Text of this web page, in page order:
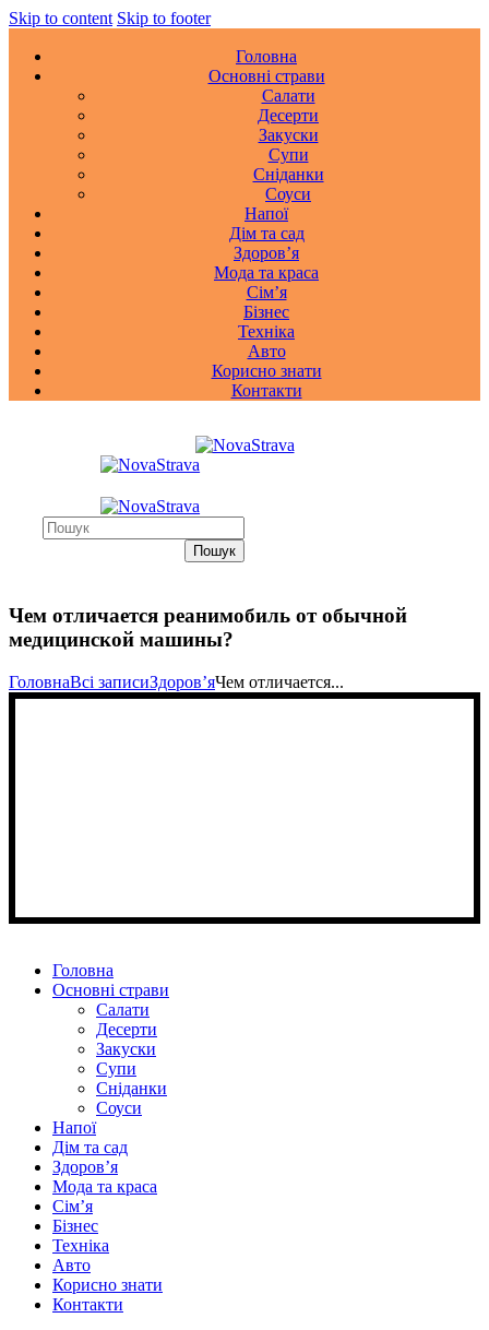
Skip to content Skip to footer
Головна
Основні страви
Салати
Десерти
Закуски
Супи
Сніданки
Соуси
Напої
Дім та сад
Здоровʼя
Мода та краса
Сімʼя
Бізнес
Техніка
Авто
Корисно знати
Контакти
Пошук
Чем отличается реанимобиль от обычной
медицинской машины?
ГоловнаВсі записиЗдоровʼяЧем отличается...
Головна
Основні страви
Салати
Десерти
Закуски
Супи
Сніданки
Соуси
Напої
Дім та сад
Здоровʼя
Мода та краса
Сімʼя
Бізнес
Техніка
Авто
Корисно знати
Контакти